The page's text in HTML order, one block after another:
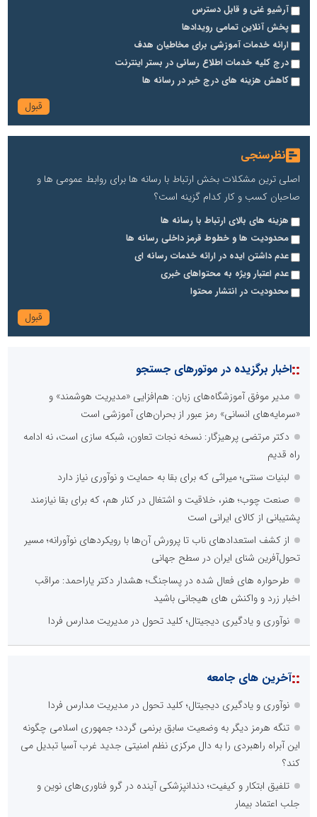
آرشیو غنی و قابل دسترس
پخش آنلاین تمامی رویدادها
ارائه خدمات آموزشی برای مخاطیان هدف
درج کلیه خدمات اطلاع رسانی در بستر اینترنت
کاهش هزینه های درج خبر در رسانه ها
نظرسنجی
اصلی ترین مشکلات بخش ارتباط با رسانه ها برای روابط عمومی ها و
صاحبان کسب و کار کدام گزینه است؟
هزینه های بالای ارتباط با رسانه ها
محدودیت ها و خطوط قرمز داخلی رسانه ها
عدم داشتن ایده در ارائه خدمات رسانه ای
عدم اعتبار ویژه به محتواهای خبری
محدودیت در انتشار محتوا
::اخبار برگزیده در موتورهای جستجو
مدیر موفق آموزشگاه‌های زبان: هم‌افزایی «مدیریت هوشمند» و
«سرمایه‌های انسانی» رمز عبور از بحران‌های آموزشی است
دکتر مرتضی پرهیزگار: نسخه نجات تعاون، شبکه سازی است، نه ادامه
راه قدیم
لبنیات سنتی؛ میراثی که برای بقا به حمایت و نوآوری نیاز دارد
صنعت چوب؛ هنر، خلاقیت و اشتغال در کنار هم، که برای بقا نیازمند
پشتیبانی از کالای ایرانی است
از کشف استعدادهای ناب تا پرورش آن‌ها با رویکردهای نوآورانه؛ مسیر
تحول‌آفرین شنای ایران در سطح جهانی
طرحواره های فعال شده در پساجنگ؛ هشدار دکتر یاراحمد: مراقب
اخبار زرد و واکنش های هیجانی باشید
نوآوری و یادگیری دیجیتال؛ کلید تحول در مدیریت مدارس فردا
::آخرین های جامعه
نوآوری و یادگیری دیجیتال؛ کلید تحول در مدیریت مدارس فردا
تنگه هرمز دیگر به وضعیت سابق برنمی گردد؛ جمهوری اسلامی چگونه
این آبراه راهبردی را به دال مرکزی نظم امنیتی جدید غرب آسیا تبدیل می
کند؟
تلفیق ابتکار و کیفیت؛ دندانپزشکی آینده در گرو فناوری‌های نوین و
جلب اعتماد بیمار